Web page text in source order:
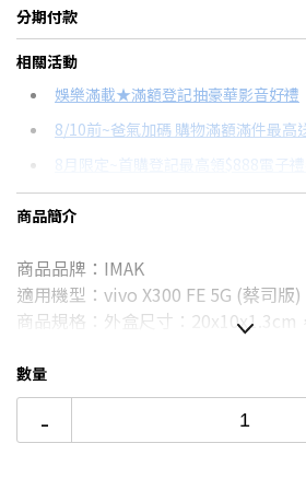
分期付款
＊實際可分期數、適用利率，請以購物車
信用卡分期
分期數
12期
24期
每期金額
$14
相關活動
娛樂滿載★滿額登記抽豪華影音好禮
8/10前~爸氣加碼 購物滿額滿件最高
8月限定~首購登記最高領$888電子禮
台灣大哥大Open Possible聯名卡滿
商品簡介
商品品牌：IMAK
適用機型：vivo X300 FE 5G (蔡司版)
商品規格：外盒尺寸：
提供顏色：透明
內容物：全包防摔套*1
．環保材料製作，輕薄柔韌賦有彈性
數量
-